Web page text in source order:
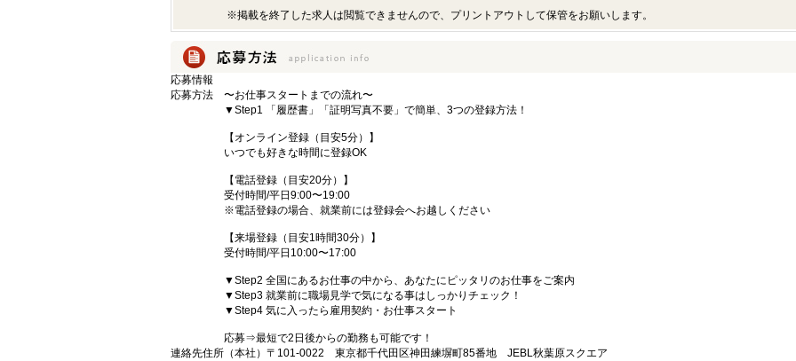
※掲載を終了した求人は閲覧できませんので、プリントアウトして保管をお願いします。
応募情報
応募方法
〜お仕事スタートまでの流れ〜
▼Step1 「履歴書」「証明写真不要」で簡単、3つの登録方法！
【オンライン登録（目安5分）】
いつでも好きな時間に登録OK
【電話登録（目安20分）】
受付時間/平日9:00〜19:00
※電話登録の場合、就業前には登録会へお越しください
【来場登録（目安1時間30分）】
受付時間/平日10:00〜17:00
▼Step2 全国にあるお仕事の中から、あなたにピッタリのお仕事をご案内
▼Step3 就業前に職場見学で気になる事はしっかりチェック！
▼Step4 気に入ったら雇用契約・お仕事スタート
応募⇒最短で2日後からの勤務も可能です！
連絡先住所 （本社）〒101-0022 東京都千代田区神田練塀町85番地 JEBL秋葉原スクエア